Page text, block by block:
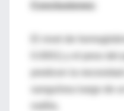
Conclusiones:
El nivel de
sanguínea luego de